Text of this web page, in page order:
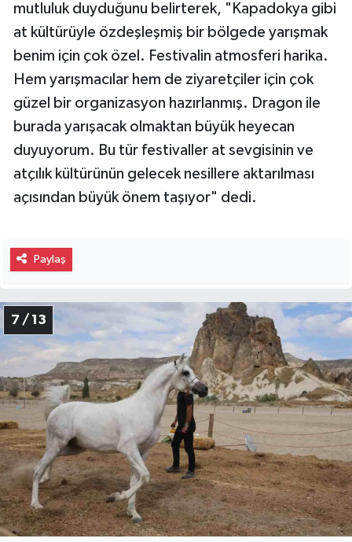
mutluluk duyduğunu belirterek, "Kapadokya gibi
at kültürüyle özdeşleşmiş bir bölgede yarışmak
benim için çok özel. Festivalin atmosferi harika.
Hem yarışmacılar hem de ziyaretçiler için çok
güzel bir organizasyon hazırlanmış. Dragon ile
burada yarışacak olmaktan büyük heyecan
duyuyorum. Bu tür festivaller at sevgisinin ve
atçılık kültürünün gelecek nesillere aktarılması
açısından büyük önem taşıyor" dedi.
Paylaş
7 / 13